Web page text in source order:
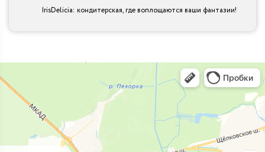
IrisDelicia: кондитерская, где воплощаются ваши фантазии!